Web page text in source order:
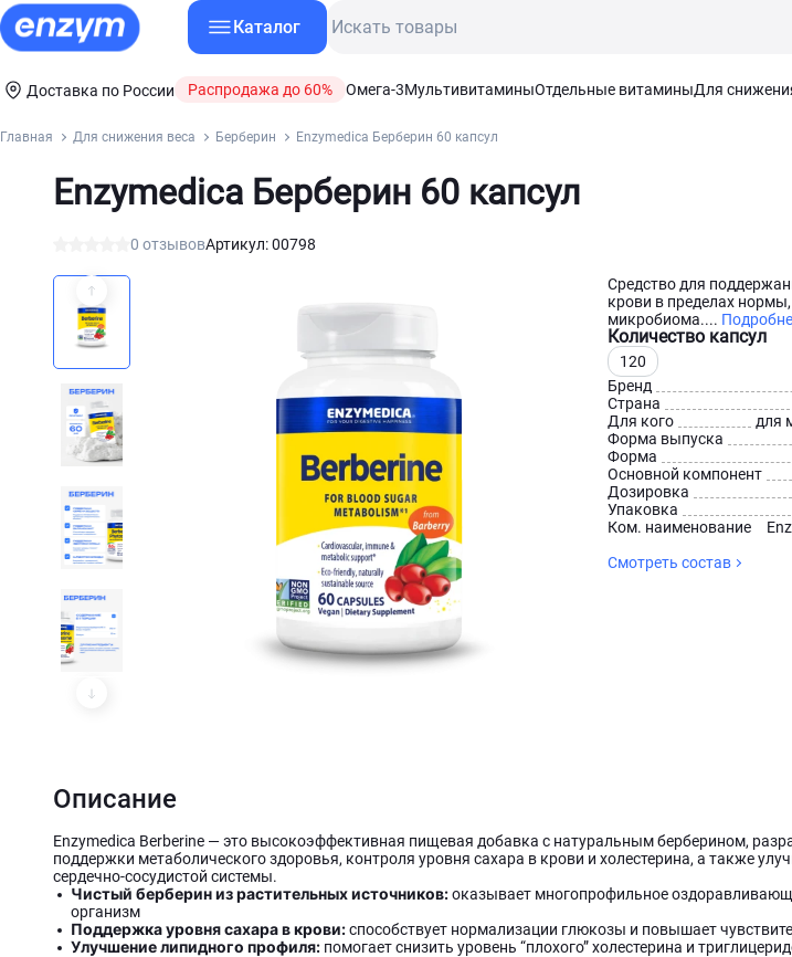
Каталог
Доставка по России Распродажа до 60% Омега-3МультивитаминыОтдельные витаминыДля
Главная Для снижения веса Берберин Enzymedica Берберин 60 капсул
Enzymedica Берберин 60 капсул
0 отзывовАртикул: 00798
Средство для
крови в пределах
микробиома....
Количество капсул
120
Бренд
Страна
Для кого
для
Форма выпуска
Форма
Основной компонент
Дозировка
Упаковка
Ком. наименование
Смотреть состав
Описание
Enzymedica Berberine — это высокоэффективная пищевая добавка с натуральным берберином,
поддержки метаболического здоровья, контроля уровня сахара в крови и холестерина, а также
сердечно-сосудистой системы.
Чистый берберин из растительных источников:оказывает многопрофильное
организм
Поддержка уровня сахара в крови:способствует нормализации глюкозы и повышает
Улучшение липидного профиля: помогает снизить уровень “плохого” холестерина и